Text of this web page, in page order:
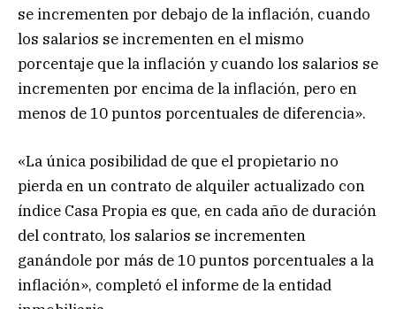
se incrementen por debajo de la inflación, cuando
los salarios se incrementen en el mismo
porcentaje que la inflación y cuando los salarios se
incrementen por encima de la inflación, pero en
menos de 10 puntos porcentuales de diferencia».
«La única posibilidad de que el propietario no
pierda en un contrato de alquiler actualizado con
índice Casa Propia es que, en cada año de duración
del contrato, los salarios se incrementen
ganándole por más de 10 puntos porcentuales a la
inflación», completó el informe de la entidad